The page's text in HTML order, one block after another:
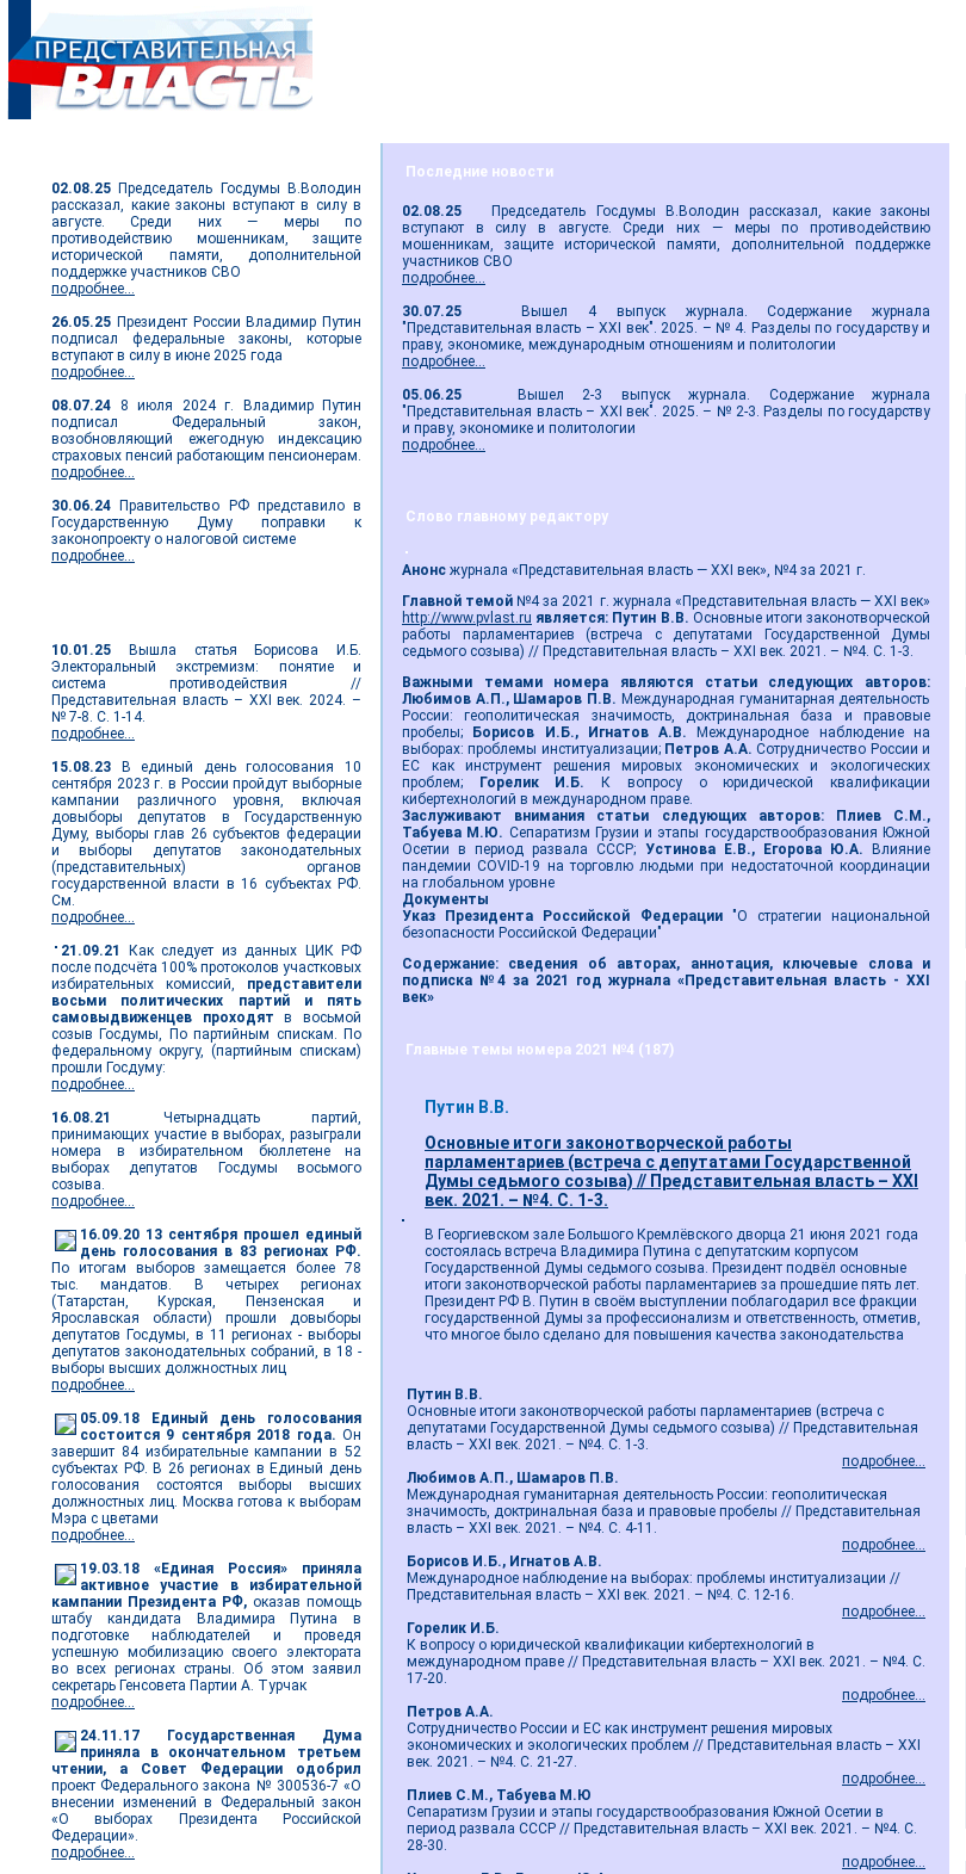
02.08.25 Председатель Госдумы В.Володин
рассказал, какие законы вступают в силу в
августе. Среди них — меры по
противодействию мошенникам, защите
исторической памяти, дополнительной
поддержке участников СВО
подробнее...
26.05.25 Президент России Владимир Путин
подписал федеральные законы, которые
вступают в силу в июне 2025 года
подробнее...
08.07.24 8 июля 2024 г. Владимир Путин
подписал Федеральный закон,
возобновляющий ежегодную индексацию
страховых пенсий работающим пенсионерам.
подробнее...
30.06.24 Правительство РФ представило в
Государственную Думу поправки к
законопроекту о налоговой системе
подробнее...
10.01.25 Вышла статья Борисова И.Б.
Электоральный экстремизм: понятие и
система противодействия //
Представительная власть – XXI век. 2024. –
№ 7-8. С. 1-14.
подробнее...
15.08.23 В единый день голосования 10
сентября 2023 г. в России пройдут выборные
кампании различного уровня, включая
довыборы депутатов в Государственную
Думу, выборы глав 26 субъектов федерации
и выборы депутатов законодательных
(представительных) органов
государственной власти в 16 субъектах РФ.
См.
подробнее...
21.09.21
Как следует из данных ЦИК РФ
после подсчёта 100% протоколов участковых
избирательных комиссий, представители
восьми политических партий и пять
самовыдвиженцев проходят в восьмой
созыв Госдумы, По партийным спискам. По
федеральному округу, (партийным спискам)
прошли Госдуму:
подробнее...
16.08.21
Четырнадцать партий,
принимающих участие в выборах, разыграли
номера в избирательном бюллетене на
выборах депутатов Госдумы восьмого
созыва.
подробнее...
16.09.20 13 сентября прошел единый
день голосования в 83 регионах РФ.
По итогам выборов замещается более 78
тыс. мандатов. В четырех регионах
(Татарстан, Курская, Пензенская и
Ярославская области) прошли довыборы
депутатов Госдумы, в 11 регионах - выборы
депутатов законодательных собраний, в 18 -
выборы высших должностных лиц
подробнее...
05.09.18
Единый день голосования
состоится 9 сентября 2018 года. Он
завершит 84 избирательные кампании в 52
субъектах РФ. В 26 регионах в Единый день
голосования состоятся выборы высших
должностных лиц. Москва готова к выборам
Мэра с цветами
подробнее...
19.03.18
«Единая Россия» приняла
активное участие в избирательной
кампании Президента РФ, оказав помощь
штабу кандидата Владимира Путина в
подготовке наблюдателей и проведя
успешную мобилизацию своего электората
во всех регионах страны. Об этом заявил
секретарь Генсовета Партии А. Турчак
подробнее...
24.11.17
Государственная Дума
приняла в окончательном третьем
чтении, а Совет Федерации одобрил
проект Федерального закона № 300536-7 «О
внесении изменений в Федеральный закон
«О выборах Президента Российской
Федерации».
подробнее...
Последние новости
02.08.25 Председатель Госдумы В.Володин рассказал, какие законы
вступают в силу в августе. Среди них — меры по противодействию
мошенникам, защите исторической памяти, дополнительной поддержке
участников СВО
подробнее...
30.07.25 Вышел 4 выпуск журнала. Содержание журнала
"Представительная власть – XXI век". 2025. – № 4. Разделы по государству и
праву, экономике, международным отношениям и политологии
подробнее...
05.06.25 Вышел 2-3 выпуск журнала. Содержание журнала
"Представительная власть – XXI век". 2025. – № 2-3. Разделы по государству
и праву, экономике и политологии
подробнее...
Слово главному редактору
Анонс журнала «Представительная власть — XXI век», №4 за 2021 г.
Главной темой №4 за 2021 г. журнала «Представительная власть — XXI век»
http://www.pvlast.ru является: Путин В.В. Основные итоги законотворческой
работы парламентариев (встреча с депутатами Государственной Думы
седьмого созыва) // Представительная власть – ХХI век. 2021. – №4. С. 1-3.
Важными темами номера являются
статьи следующих авторов:
Любимов А.П., Шамаров П.В. Международная гуманитарная деятельность
России: геополитическая значимость, доктринальная база и правовые
пробелы;
Борисов И.Б., Игнатов А.В.
Международное наблюдение на
выборах: проблемы институализации; Петров А.А. Сотрудничество России и
ЕС как инструмент решения мировых экономических и экологических
проблем;
Горелик И.Б.
К вопросу о юридической квалификации
кибертехнологий в международном праве.
Заслуживают внимания статьи следующих авторов:Плиев С.М.,
Табуева М.Ю. Сепаратизм Грузии и этапы государствообразования Южной
Осетии в период развала СССР; Устинова Е.В., Егорова Ю.А.
Влияние
пандемии COVID-19 на торговлю людьми при недостаточной координации
на глобальном уровне
Документы
Указ Президента Российской Федерации"О стратегии национальной
безопасности Российской Федерации"
Содержание: сведения об авторах, аннотация, ключевые слова и
подписка №4 за 2021 год журнала «Представительная власть - ХХI
век»
Главные темы номера 2021 №4 (187)
Путин В.В.
Основные итоги законотворческой работы
парламентариев (встреча с депутатами Государственной
Думы седьмого созыва) // Представительная власть – ХХI
век. 2021. – №4. С. 1-3.
В Георгиевском зале Большого Кремлёвского дворца 21 июня 2021 года
состоялась встреча Владимира Путина с депутатским корпусом
Государственной Думы седьмого созыва. Президент подвёл основные
итоги законотворческой работы парламентариев за прошедшие пять лет.
Президент РФ В. Путин в своём выступлении поблагодарил все фракции
государственной Думы за профессионализм и ответственность, отметив,
что многое было сделано для повышения качества законодательства
Путин В.В.
Основные итоги законотворческой работы парламентариев (встреча с
депутатами Государственной Думы седьмого созыва) // Представительная
власть – ХХI век. 2021. – №4. С. 1-3.
подробнее...
Любимов А.П., Шамаров П.В.
Международная гуманитарная деятельность России: геополитическая
значимость, доктринальная база и правовые пробелы // Представительная
власть – ХХI век. 2021. – №4. С. 4-11.
подробнее...
Борисов И.Б., Игнатов А.В.
Международное наблюдение на выборах: проблемы институализации //
Представительная власть – ХХI век. 2021. – №4. С. 12-16.
подробнее...
Горелик И.Б.
К вопросу о юридической квалификации кибертехнологий в
международном праве // Представительная власть – ХХI век. 2021. – №4. С.
17-20.
подробнее...
Петров А.А.
Сотрудничество России и ЕС как инструмент решения мировых
экономических и экологических проблем // Представительная власть – ХХI
век. 2021. – №4. С. 21-27.
подробнее...
Плиев С.М., Табуева М.Ю
Сепаратизм Грузии и этапы государствообразования Южной Осетии в
период развала СССР // Представительная власть – ХХI век. 2021. – №4. С.
28-30.
подробнее...